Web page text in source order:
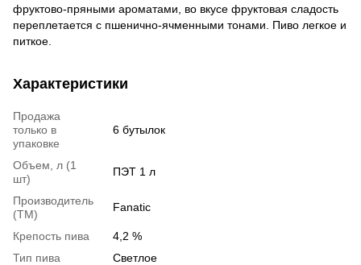
фруктово-пряными ароматами, во вкусе фруктовая сладость
переплетается с пшенично-ячменными тонами. Пиво легкое и
питкое.
Характеристики
Продажа
только в
упаковке
6 бутылок
Объем, л (1
шт)
ПЭТ 1 л
Производитель
(ТМ)
Fanatic
Крепость пива
4,2 %
Тип пива
Светлое